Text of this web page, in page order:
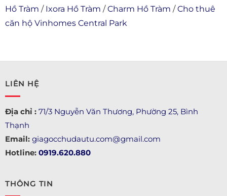
Hồ Tràm / Ixora Hồ Tràm /Charm Hồ Tràm /Cho thuê
căn hộ Vinhomes Central Park
LIÊN HỆ
Địa chỉ : 71/3 Nguyễn Văn Thương, Phường 25, Bình
Thạnh
Email: giagocchudautu.com@gmail.com
Hotline: 0919.620.880
THÔNG TIN